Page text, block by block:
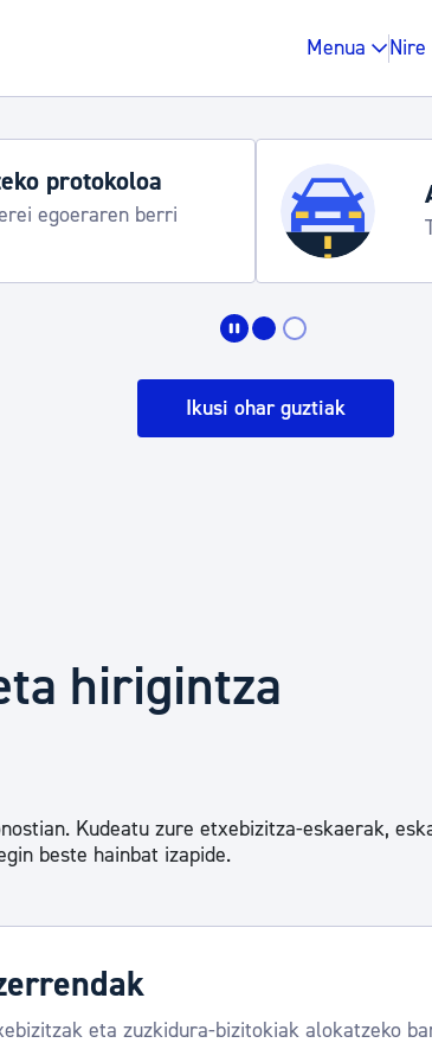
Menua
Gune
Ikusi ohar guztiak
hirigintza
Kudeatu zure etxebizitza-eskaerak,
beste hainbat izapide.
eta zuzkidura-bizitokiak alokatzeko